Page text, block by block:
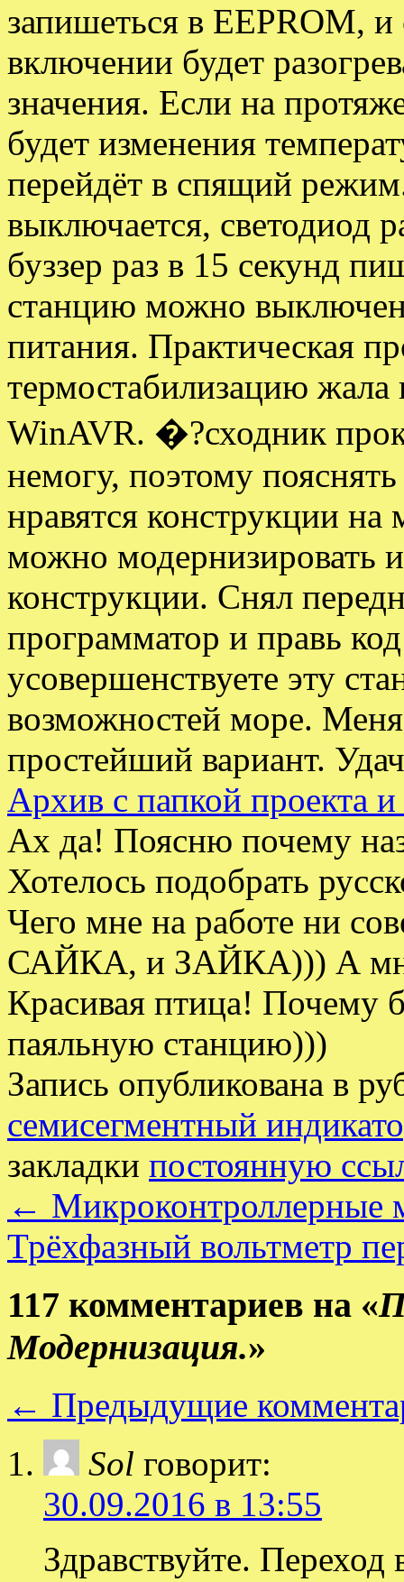
запишеться в EEPROM,
включении будет
значения. Если на
будет изменения
перейдёт в спящий
выключается, светодиод
буззер раз в 15 секунд
станцию можно
питания. Практическая
термостабилизацию
WinAVR. �?сходник
немогу, поэтому
нравятся конструкции
можно модернизировать
конструкции. Снял
программатор и правь
усовершенствуете эту
возможностей море. Меня
простейший вариант.
Архив с папкой проекта
Ах да! Поясню почему
Хотелось подобрать
Чего мне на работе ни
САЙКА, и ЗАЙКА))) А
Красивая птица! Почему
паяльную станцию)))
Запись опубликована в
семисегментный
закладки постоянную
← Микроконтроллерные
Трёхфазный вольтметр
117 комментариев на «
Модернизация.»
← Предыдущие
Sol говорит:
30.09.2016 в 13:55
Здравствуйте.